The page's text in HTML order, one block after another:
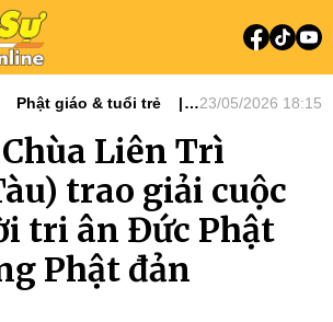
Phật giáo & tuổi trẻ
23/05/2026 18:15
Liên Trì
trao giải cuộc
tri ân Đức Phật
Phật đản